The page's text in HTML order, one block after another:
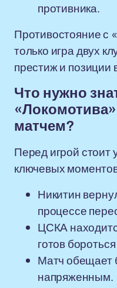
противника.
Противостояние с
только игра двух
престиж и позиции
Что нужно
матчем?
Перед игрой стоит
ключевых
Никитин
процессе
ЦСКА
готов
Матч обещает
напряженным.